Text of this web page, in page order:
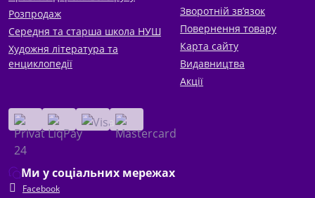
Розпродаж
Середня та старша школа НУШ
Художня література та
енциклопедії
Зворотній зв’язок
Повернення товару
Карта сайту
Видавництва
Акції
Ми у соціальних мережах
Facebook